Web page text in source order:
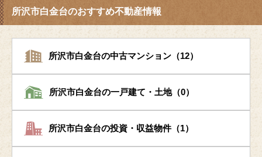
所沢市白金台のおすすめ不動産情報
所沢市白金台の中古マンション（12）
所沢市白金台の一戸建て・土地（0）
所沢市白金台の投資・収益物件（1）